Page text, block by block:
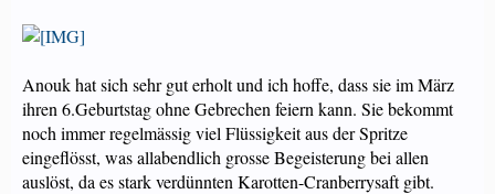
Anouk hat sich sehr gut erholt und ich hoffe, dass sie im März
ihren 6.Geburtstag ohne Gebrechen feiern kann. Sie bekommt
noch immer regelmässig viel Flüssigkeit aus der Spritze
eingeflösst, was allabendlich grosse Begeisterung bei allen
auslöst, da es stark verdünnten Karotten-Cranberrysaft gibt.